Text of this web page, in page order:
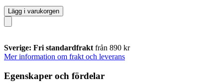
Lägg i varukorgen
Sverige: Fri standardfrakt från 890 kr
Mer information om frakt och leverans
Egenskaper och fördelar